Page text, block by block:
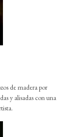
de madera por
y alisadas con una